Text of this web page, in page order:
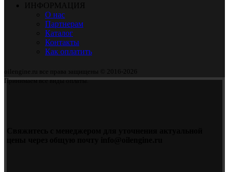
ИНФОРМАЦИЯ
О нас
Партнерам
Каталог
Контакты
Как оплатить
oilengine.ru все права защищены © 2016-2026
Принимаем все виды оплаты.